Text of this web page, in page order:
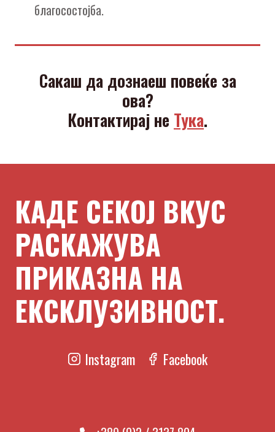
благосостојба.
Сакаш да дознаеш повеќе за
ова?
Контактирај не Тука.
КАДЕ СЕКОЈ ВКУС
РАСКАЖУВА
ПРИКАЗНА НА
ЕКСКЛУЗИВНОСТ.
Instagram Facebook